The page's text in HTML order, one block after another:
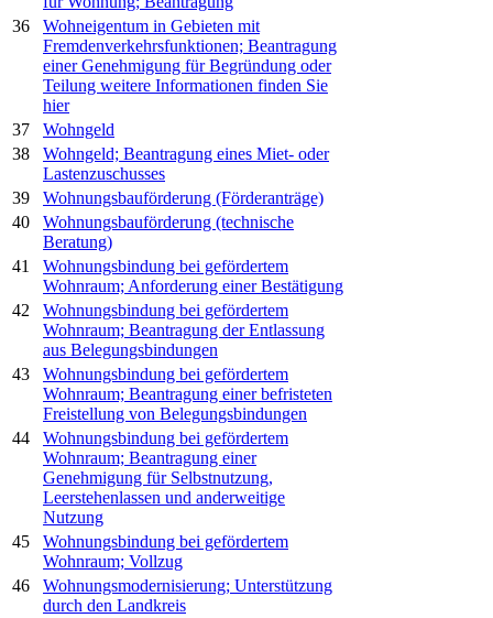
36
Wohneigentum in Gebieten mit
Fremdenverkehrsfunktionen; Beantragung
einer Genehmigung für Begründung oder
Teilung weitere Informationen finden Sie
hier
37
Wohngeld
38
Wohngeld; Beantragung eines Miet- oder
Lastenzuschusses
39
Wohnungsbauförderung (Förderanträge)
40
Wohnungsbauförderung (technische
Beratung)
41
Wohnungsbindung bei gefördertem
Wohnraum; Anforderung einer Bestätigung
42
Wohnungsbindung bei gefördertem
Wohnraum; Beantragung der Entlassung
aus Belegungsbindungen
43
Wohnungsbindung bei gefördertem
Wohnraum; Beantragung einer befristeten
Freistellung von Belegungsbindungen
44
Wohnungsbindung bei gefördertem
Wohnraum; Beantragung einer
Genehmigung für Selbstnutzung,
Leerstehenlassen und anderweitige
Nutzung
45
Wohnungsbindung bei gefördertem
Wohnraum; Vollzug
46
Wohnungsmodernisierung; Unterstützung
durch den Landkreis